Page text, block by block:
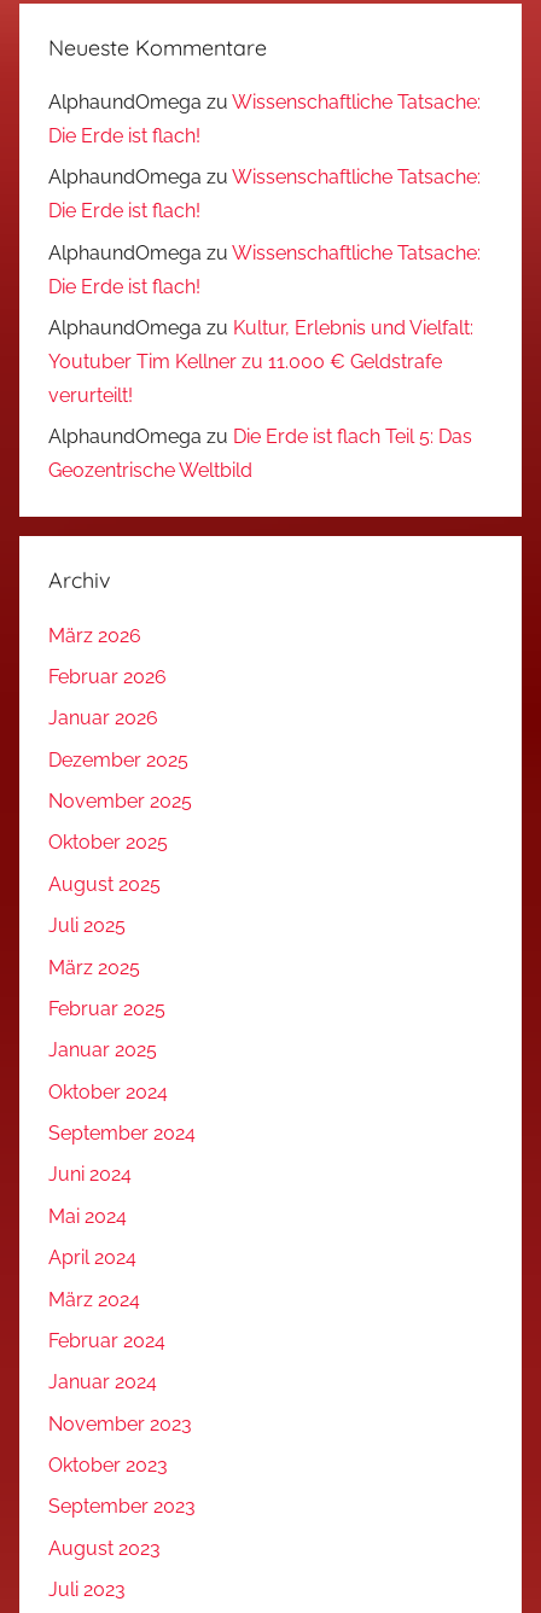
Neueste Kommentare
AlphaundOmega zu Wissenschaftliche Tatsache:
Die Erde ist flach!
AlphaundOmega zu Wissenschaftliche Tatsache:
Die Erde ist flach!
AlphaundOmega zu Wissenschaftliche Tatsache:
Die Erde ist flach!
AlphaundOmega zu Kultur, Erlebnis und Vielfalt:
Youtuber Tim Kellner zu 11.000 € Geldstrafe
verurteilt!
AlphaundOmega zu Die Erde ist flach Teil 5: Das
Geozentrische Weltbild
Archiv
März 2026
Februar 2026
Januar 2026
Dezember 2025
November 2025
Oktober 2025
August 2025
Juli 2025
März 2025
Februar 2025
Januar 2025
Oktober 2024
September 2024
Juni 2024
Mai 2024
April 2024
März 2024
Februar 2024
Januar 2024
November 2023
Oktober 2023
September 2023
August 2023
Juli 2023